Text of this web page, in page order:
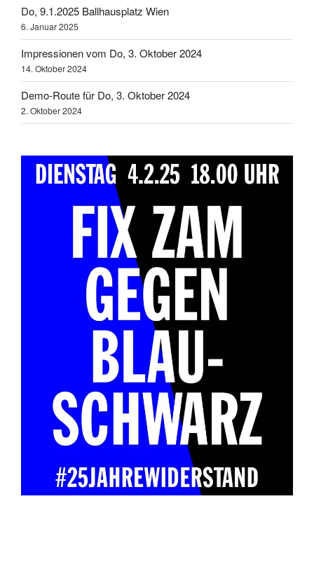
Do, 9.1.2025 Ballhausplatz Wien
6. Januar 2025
Impressionen vom Do, 3. Oktober 2024
14. Oktober 2024
Demo-Route für Do, 3. Oktober 2024
2. Oktober 2024